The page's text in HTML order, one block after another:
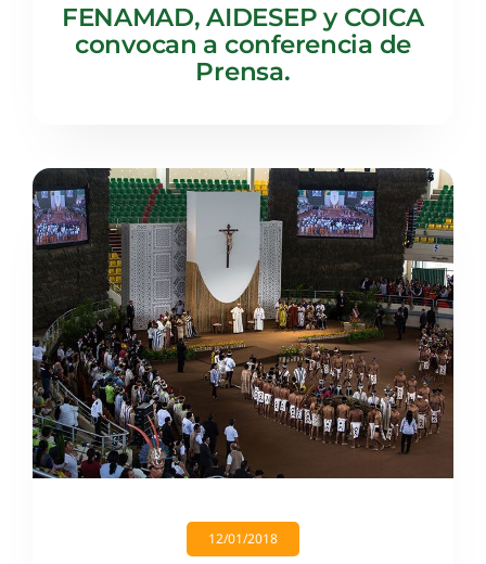
FENAMAD, AIDESEP y COICA
convocan a conferencia de
Prensa.
12/01/2018